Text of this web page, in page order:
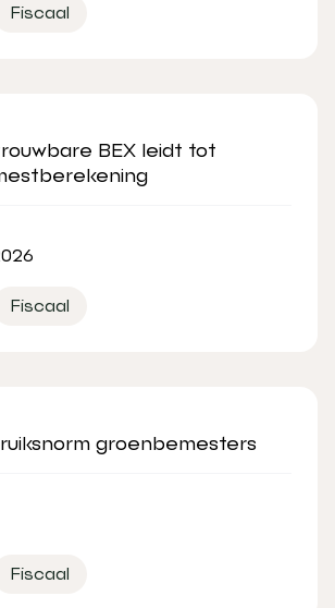
Fiscaal
BEX leidt tot
Fiscaal
groenbemesters
Fiscaal